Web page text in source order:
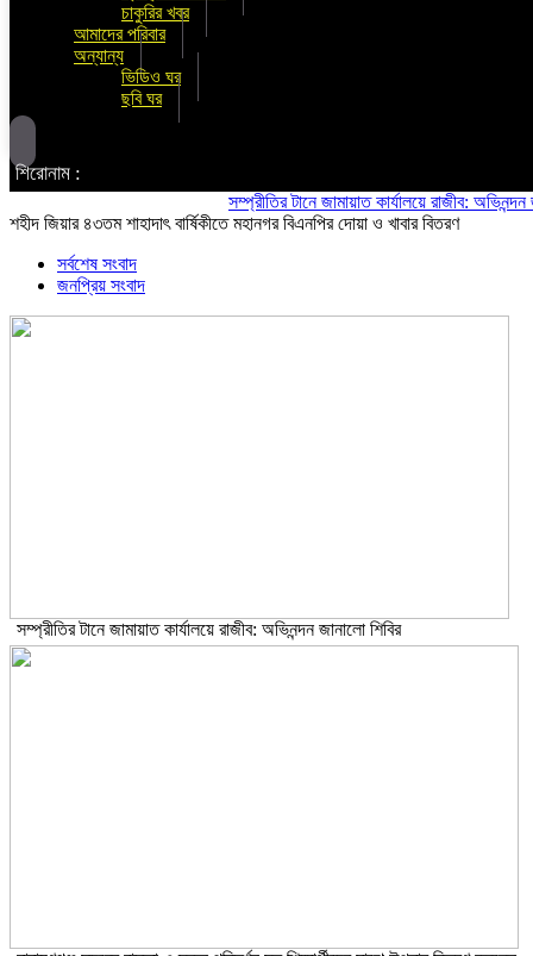
চাকুরির খবর
আমাদের পরিবার
অন্যান্য
ভিডিও ঘর
ছবি ঘর
শিরোনাম :
সম্প্রীতির টানে জামায়াত কার্যালয়ে রাজীব: অভিনন্দন জানালো
শহীদ জিয়ার ৪৩তম শাহাদাৎ বার্ষিকীতে মহানগর বিএনপির দোয়া ও খাবার বিতরণ
সর্বশেষ সংবাদ
জনপ্রিয় সংবাদ
সম্প্রীতির টানে জামায়াত কার্যালয়ে রাজীব: অভিনন্দন জানালো শিবির